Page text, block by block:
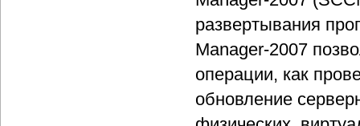
развертывания
Manager-2007
операции, как
обновление